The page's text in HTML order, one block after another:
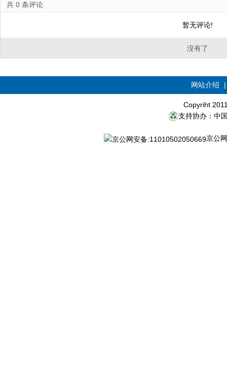
共 0 条评论
暂无评论!
没有了
网站介绍
Copyriht
支持协办：中
京公